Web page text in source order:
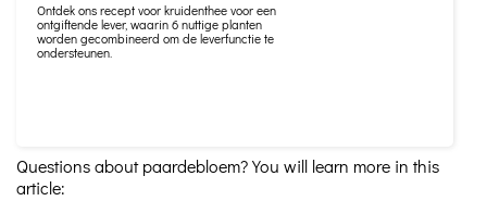
Ontdek ons ​​recept voor kruidenthee voor een
ontgiftende lever, waarin 6 nuttige planten
worden gecombineerd om de leverfunctie te
ondersteunen.
Questions about paardebloem? You will learn more in this
article: